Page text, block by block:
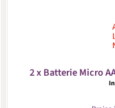
2 x Batterie Micro